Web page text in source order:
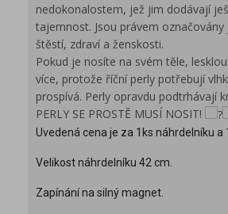
nedokonalostem, jež jim dodávají
tajemnost. Jsou právem
štěstí, zdraví a ženskosti.
Pokud je nosíte na svém těle,
více, protože říční perly potřebují
prospívá. Perly opravdu podtrhávají
PERLY SE PROSTĚ MUSÍ NOSIT!
Uvedená cena je za 1ks náhrdelníku a
Velikost náhrdelníku 42 cm.
Zapínání na silný magnet.